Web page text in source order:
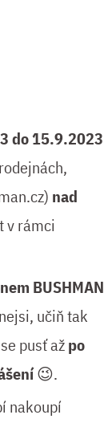
do 15.9.2023
nad
v rámci
BUSHMAN
učiň tak
pusť ažpo
😉.
nakoupí